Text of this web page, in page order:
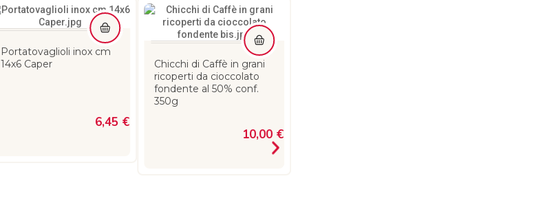
Portatovaglioli inox cm
14x6 Caper
6,45 €
Chicchi di Caffè in grani
ricoperti da cioccolato
fondente al 50% conf.
350g
10,00 €